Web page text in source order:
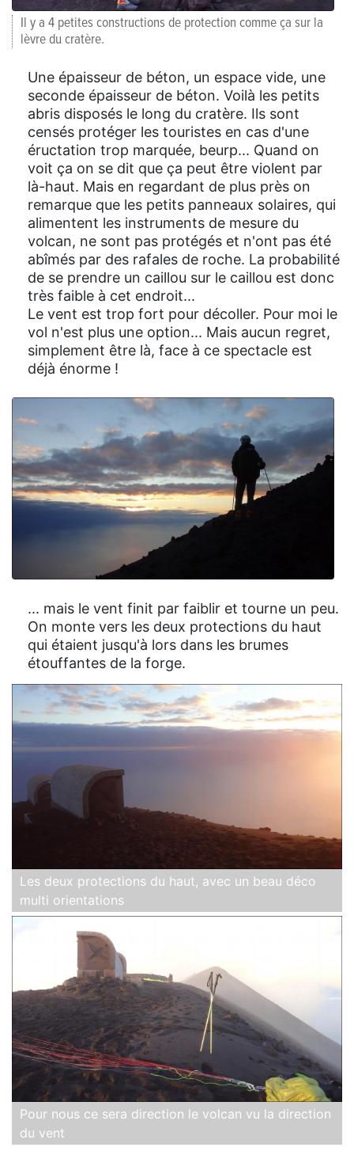
Il y a 4 petites constructions de protection comme ça sur la
lèvre du cratère.
Une épaisseur de béton, un espace vide, une
seconde épaisseur de béton. Voilà les petits
abris disposés le long du cratère. Ils sont
censés protéger les touristes en cas d'une
éructation trop marquée, beurp... Quand on
voit ça on se dit que ça peut être violent par
là-haut. Mais en regardant de plus près on
remarque que les petits panneaux solaires, qui
alimentent les instruments de mesure du
volcan, ne sont pas protégés et n'ont pas été
abîmés par des rafales de roche. La probabilité
de se prendre un caillou sur le caillou est donc
très faible à cet endroit...
Le vent est trop fort pour décoller. Pour moi le
vol n'est plus une option... Mais aucun regret,
simplement être là, face à ce spectacle est
déjà énorme !
... mais le vent finit par faiblir et tourne un peu.
On monte vers les deux protections du haut
qui étaient jusqu'à lors dans les brumes
étouffantes de la forge.
Les deux protections du haut, avec un beau déco
multi orientations
Pour nous ce sera direction le volcan vu la direction
du vent